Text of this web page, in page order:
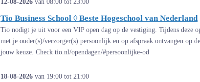
Tio Business School ◊ Beste Hogeschool van Nederland
Tio nodigt je uit voor een VIP open dag op de vestiging. Tijdens deze
met je ouder(s)/verzorger(s) persoonlijk en op afspraak ontvangen op
jouw keuze. Check tio.nl/opendagen/#persoonlijke-od
18-08-2026 van 19:00 tot 21:00